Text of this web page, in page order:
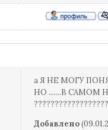
а Я НЕ МОГУ
НО .......В САМОМ
Добавлено